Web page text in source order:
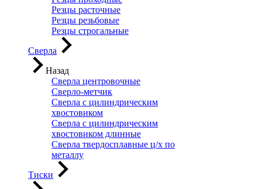
Резцы расточные
Резцы резьбовые
Резцы строгальные
Сверла
Назад
Сверла центровочные
Сверло-метчик
Сверла с цилиндрическим
хвостовиком
Сверла с цилиндрическим
хвостовиком длинные
Сверла твердосплавные ц/х по
металлу
Тиски